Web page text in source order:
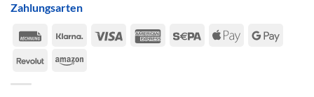
Zahlungsarten
Rechung
Klarna Visa
American Sepa
Apple
Google
RevolutAmazon